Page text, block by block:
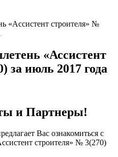
«Ассистент строителя» №
«Ассистент
за июль 2017 года
и Партнеры!
Вас ознакомиться с
строителя» № 3(270)